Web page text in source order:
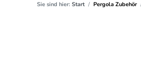
Sie sind hier: Start Pergola Zubehör